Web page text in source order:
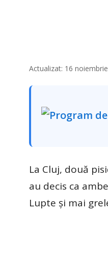
Actualizat: 16
La Cluj, două
au decis ca
Lupte și mai